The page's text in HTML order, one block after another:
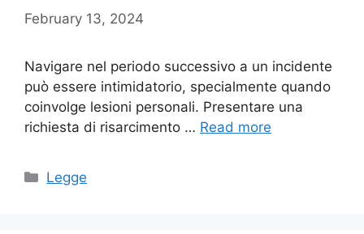
February 13, 2024
Navigare nel periodo successivo a un incidente
può essere intimidatorio, specialmente quando
coinvolge lesioni personali. Presentare una
richiesta di risarcimento … Read more
Categories
Legge